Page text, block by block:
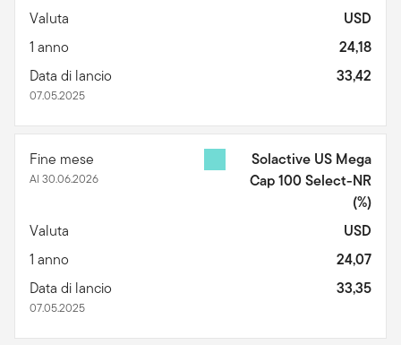
Valuta
USD
1 anno
24,18
Data di lancio
07.05.2025
33,42
Fine mese
Al 30.06.2026
Solactive US Mega
Cap 100 Select-NR
(%)
Valuta
USD
1 anno
24,07
Data di lancio
07.05.2025
33,35